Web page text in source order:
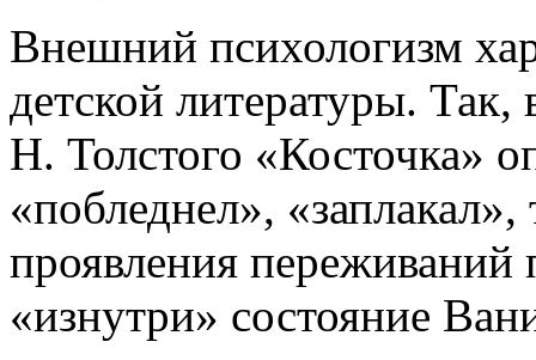
Внешний психологизм
детской литературы. Так,
Н. Толстого «Косточка»
«побледнел»,
проявления переживаний
«изнутри» состояние